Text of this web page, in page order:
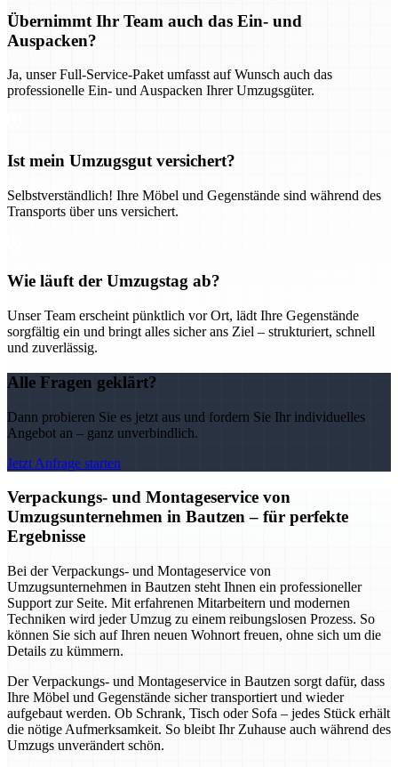
Übernimmt Ihr Team auch das Ein- und
Auspacken?
Ja, unser Full-Service-Paket umfasst auf Wunsch auch das
professionelle Ein- und Auspacken Ihrer Umzugsgüter.
Ist mein Umzugsgut versichert?
Selbstverständlich! Ihre Möbel und Gegenstände sind während des
Transports über uns versichert.
Wie läuft der Umzugstag ab?
Unser Team erscheint pünktlich vor Ort, lädt Ihre Gegenstände
sorgfältig ein und bringt alles sicher ans Ziel – strukturiert, schnell
und zuverlässig.
Alle Fragen geklärt?
Dann probieren Sie es jetzt aus und fordern Sie Ihr individuelles
Angebot an – ganz unverbindlich.
Jetzt Anfrage starten
Verpackungs- und Montageservice von
Umzugsunternehmen in Bautzen – für perfekte
Ergebnisse
Bei der Verpackungs- und Montageservice von
Umzugsunternehmen in Bautzen steht Ihnen ein professioneller
Support zur Seite. Mit erfahrenen Mitarbeitern und modernen
Techniken wird jeder Umzug zu einem reibungslosen Prozess. So
können Sie sich auf Ihren neuen Wohnort freuen, ohne sich um die
Details zu kümmern.
Der Verpackungs- und Montageservice in Bautzen sorgt dafür, dass
Ihre Möbel und Gegenstände sicher transportiert und wieder
aufgebaut werden. Ob Schrank, Tisch oder Sofa – jedes Stück erhält
die nötige Aufmerksamkeit. So bleibt Ihr Zuhause auch während des
Umzugs unverändert schön.